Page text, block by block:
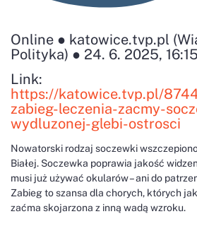
Online ● katowice.tvp.pl
Polityka) ● 24. 6. 2025, 16:15
Link:
https://katowice.tvp.pl/
zabieg-leczenia-zacmy-
wydluzonej-glebi-ostrosci
Nowatorski rodzaj soczewki
Białej. Soczewka poprawia jakość
musi już używać okularów – ani do
Zabieg to szansa dla chorych, których
zaćma skojarzona z inną wadą wzroku.